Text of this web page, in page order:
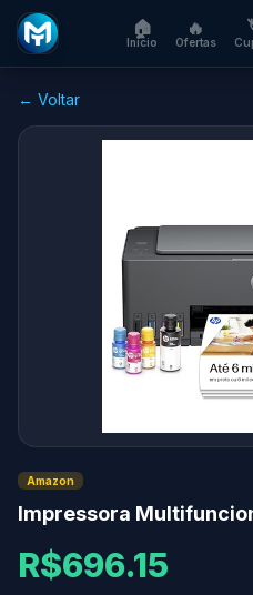
🏠
Início
🔥
Ofertas
← Voltar
Amazon
Impressora
R$696.15